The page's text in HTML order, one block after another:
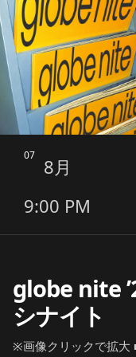
07
8月
9:00 PM
globe nite
シナイト
※画像クリックで拡大